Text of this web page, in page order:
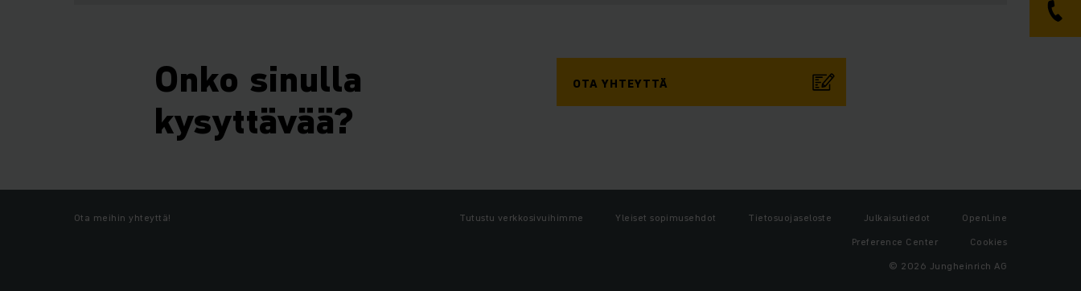
Onko sinulla
kysyttävää?
OTA YHTEYTTÄ
Ota meihin yhteyttä! Tutustu verkkosivuihimme Yleiset sopimusehdot Tietosuojaseloste Julkaisutiedot
OpenLine
Preference Center
Cookies
© 2026 Jungheinrich AG